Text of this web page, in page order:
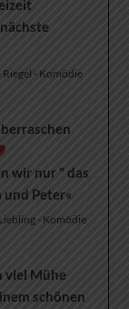
- Komödie
wir nur " das
und Peter«
- Komödie
viel Mühe
schönen